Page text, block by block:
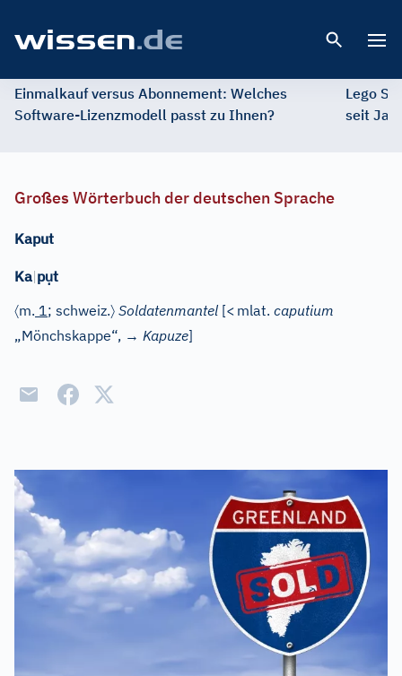
Einmalkauf versus Abonnement: Welches
Software-Lizenzmodell passt zu Ihnen?
Lego
seit
Großes Wörterbuch der deutschen Sprache
Kaput
Ka|pụt
〈m. 1; schweiz.〉 Soldatenmantel [< mlat. caputium
„Mönchskappe“, → Kapuze]